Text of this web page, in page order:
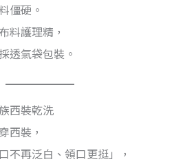
僵硬。
料護理精，
透氣袋包裝。
西裝乾洗
西裝，
不再泛白、領口更挺」，